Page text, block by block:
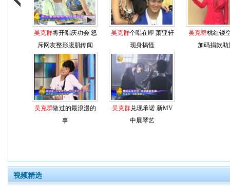
吴克群将开唱庆功会 怒
斥网友整形腹肌传闻
吴克群个唱在即 萧亚轩
现身搞怪
吴克群桃红镂
加码捐款助
吴克群做过的最浪漫的
事
吴克群兑现承诺 新MV
中展琴艺
视频精选